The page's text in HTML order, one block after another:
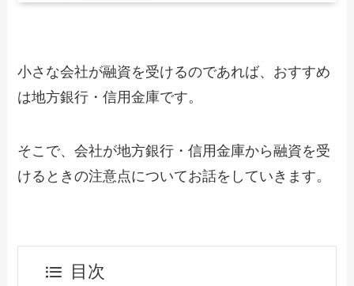
小さな会社が融資を受けるのであれば、おすすめ
は地方銀行・信用金庫です。
そこで、会社が地方銀行・信用金庫から融資を受
けるときの注意点についてお話をしていきます。
目次